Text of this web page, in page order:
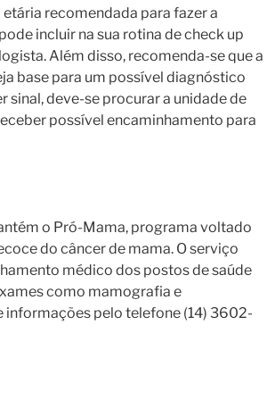
recomendada para fazer a
incluir na sua rotina de check up
Além disso, recomenda-se que a
base para um possível diagnóstico
sinal, deve-se procurar a unidade de
possível encaminhamento para
o Pró-Mama, programa voltado
do câncer de mama. O serviço
médico dos postos de saúde
como mamografia e
informações pelo telefone (14) 3602-